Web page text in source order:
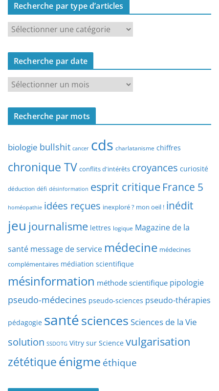
Recherche par type d’articles
c
e
e
a
y
e
d
’
a
i
c
e
Recherche par date
c
r
h
p
a
t
e
Recherche par mots
biologie bullshit cancer cds charlatanisme chiffres
chronique TV conflits d'intérêts croyances curiosité
déduction défi désinformation esprit critique France 5
homéopathie idées reçues inexploré ? mon oeil ! inédit
jeu journalisme lettres logique Magazine de la
santé message de service médecine médecines
complémentaires médiation scientifique
mésinformation méthode scientifique pipologie
pseudo-médecines pseudo-sciences pseudo-thérapies
pédagogie santésciences Sciences de la Vie
solution SSDOTG Vitry sur Science vulgarisation
zététiqueénigme éthique